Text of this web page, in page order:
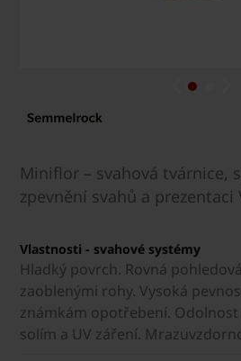
Miniflor – svahová tvárnice,
zpevnění svahů a prezentaci
Vlastnosti - svahové systémy
Hladký povrch. Rovná
zaoblenými rohy. Vysoká
známkám opotřebení.
solím a UV záření.